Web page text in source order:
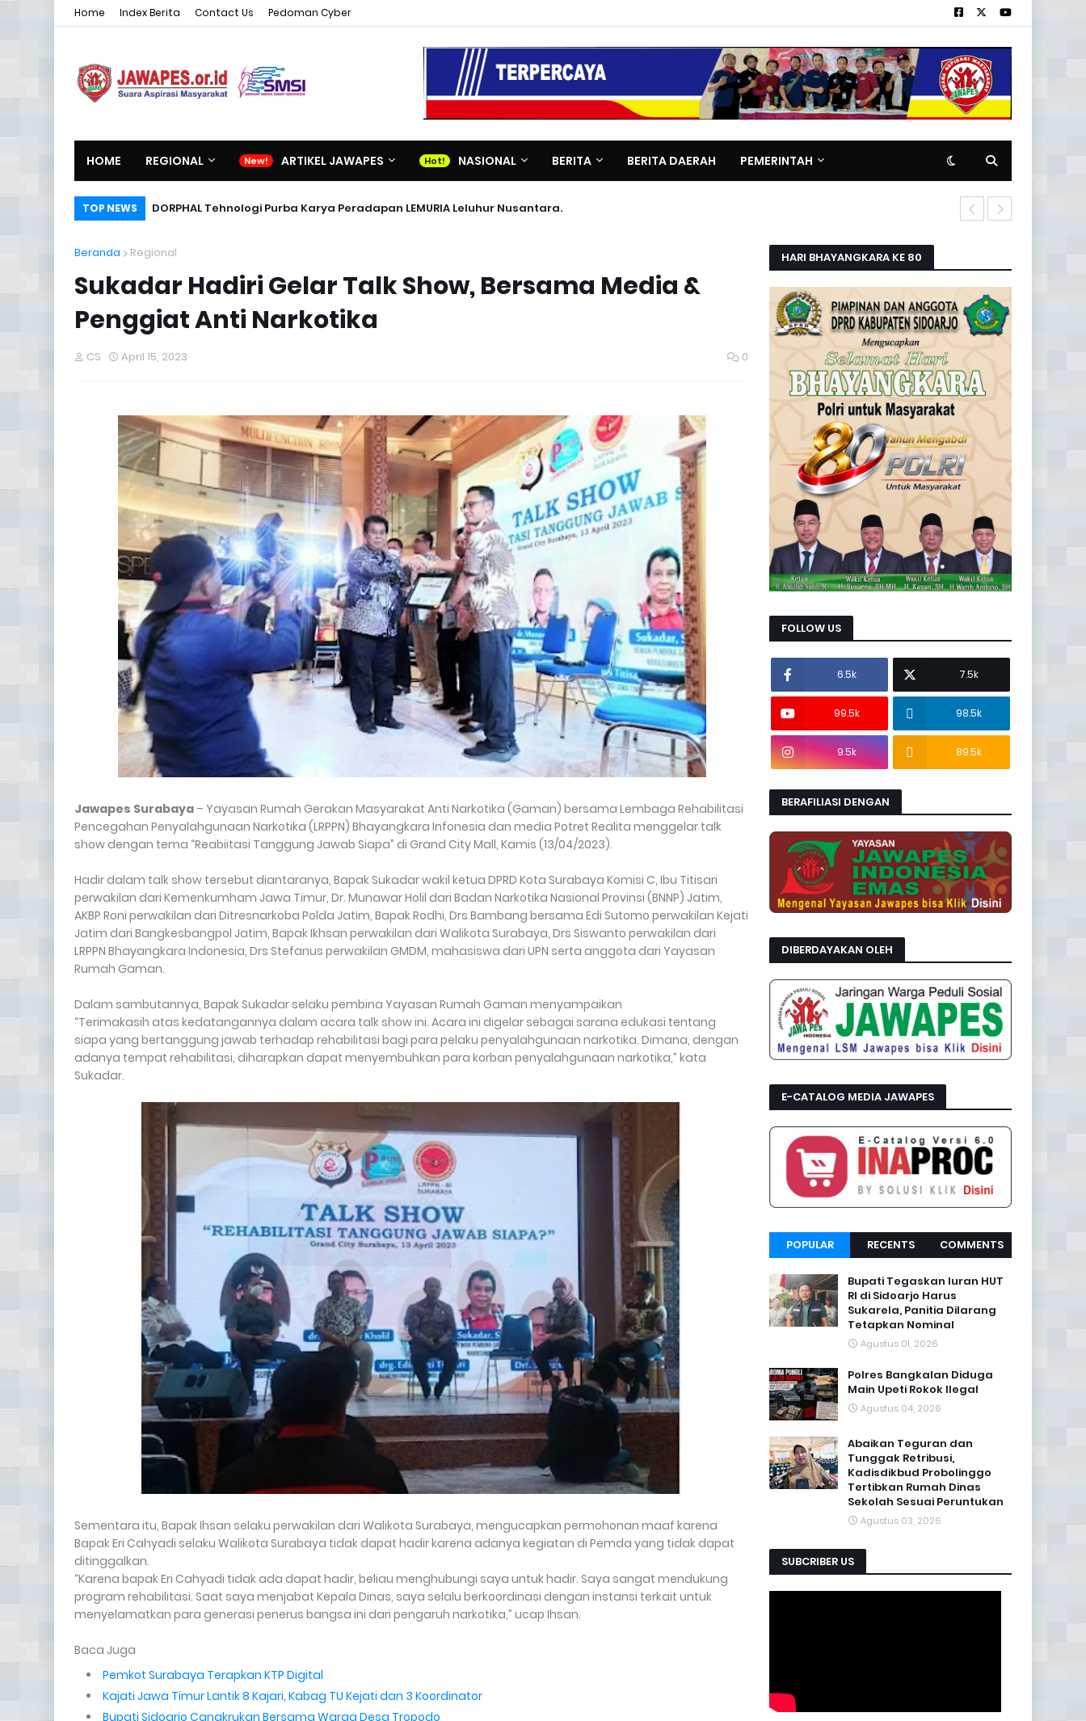
Home Index Berita Contact Us Pedoman Cyber
HOME REGIONAL ARTIKEL JAWAPES NASIONAL BERITA BERITA DAERAH PEMERINTAH
TOP NEWS DORPHAL Tehnologi Purba Karya Peradapan LEMURIA Leluhur Nusantara.
Beranda Regional
Sukadar Hadiri Gelar Talk Show, Bersama Media &
Penggiat Anti Narkotika
CS April 15, 2023 0
Jawapes Surabaya – Yayasan Rumah Gerakan Masyarakat Anti Narkotika (Gaman) bersama Lembaga Rehabilitasi
Pencegahan Penyalahgunaan Narkotika (LRPPN) Bhayangkara Infonesia dan media Potret Realita menggelar talk
show dengan tema “Reabiitasi Tanggung Jawab Siapa” di Grand City Mall, Kamis (13/04/2023).
Hadir dalam talk show tersebut diantaranya, Bapak Sukadar wakil ketua DPRD Kota Surabaya Komisi C, Ibu Titisari
perwakilan dari Kemenkumham Jawa Timur, Dr. Munawar Holil dari Badan Narkotika Nasional Provinsi (BNNP) Jatim,
AKBP Roni perwakilan dari Ditresnarkoba Polda Jatim, Bapak Rodhi, Drs Bambang bersama Edi Sutomo perwakilan Kejati
Jatim dari Bangkesbangpol Jatim, Bapak Ikhsan perwakilan dari Walikota Surabaya, Drs Siswanto perwakilan dari
LRPPN Bhayangkara Indonesia, Drs Stefanus perwakilan GMDM, mahasiswa dari UPN serta anggota dari Yayasan
Rumah Gaman.
Dalam sambutannya, Bapak Sukadar selaku pembina Yayasan Rumah Gaman menyampaikan
“Terimakasih atas kedatangannya dalam acara talk show ini. Acara ini digelar sebagai sarana edukasi tentang
siapa yang bertanggung jawab terhadap rehabilitasi bagi para pelaku penyalahgunaan narkotika. Dimana, dengan
adanya tempat rehabilitasi, diharapkan dapat menyembuhkan para korban penyalahgunaan narkotika,” kata
Sukadar.
Sementara itu, Bapak Ihsan selaku perwakilan dari Walikota Surabaya, mengucapkan permohonan maaf karena
Bapak Eri Cahyadi selaku Walikota Surabaya tidak dapat hadir karena adanya kegiatan di Pemda yang tidak dapat
ditinggalkan.
“Karena bapak Eri Cahyadi tidak ada dapat hadir, beliau menghubungi saya untuk hadir. Saya sangat mendukung
program rehabilitasi. Saat saya menjabat Kepala Dinas, saya selalu berkoordinasi dengan instansi terkait untuk
menyelamatkan para generasi penerus bangsa ini dari pengaruh narkotika,” ucap Ihsan.
Baca Juga
Pemkot Surabaya Terapkan KTP Digital
Kajati Jawa Timur Lantik 8 Kajari, Kabag TU Kejati dan 3 Koordinator
Bupati Sidoarjo Cangkrukan Bersama Warga Desa Tropodo
HARI BHAYANGKARA KE 80
FOLLOW US
6.5k 7.5k
99.5k 98.5k
9.5k 89.5k
BERAFILIASI DENGAN
DIBERDAYAKAN OLEH
E-CATALOG MEDIA JAWAPES
POPULAR RECENTS COMMENTS
Bupati Tegaskan Iuran HUT
RI di Sidoarjo Harus
Sukarela, Panitia Dilarang
Tetapkan Nominal
Agustus 01, 2026
Polres Bangkalan Diduga
Main Upeti Rokok Ilegal
Agustus 04, 2026
Abaikan Teguran dan
Tunggak Retribusi,
Kadisdikbud Probolinggo
Tertibkan Rumah Dinas
Sekolah Sesuai Peruntukan
Agustus 03, 2026
SUBCRIBER US